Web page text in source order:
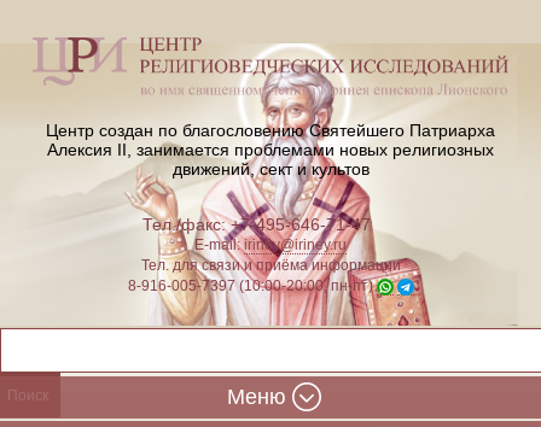
Центр создан по благословению Святейшего Патриарха
Алексия II, занимается проблемами новых религиозных
движений, сект и культов
Тел./факс: +7-495-646-71-47
E-mail:iriney@iriney.ru
Тел. для связи и приёма информации
8-916-005-7397 (10:00-20:00, пн-пт)
Меню